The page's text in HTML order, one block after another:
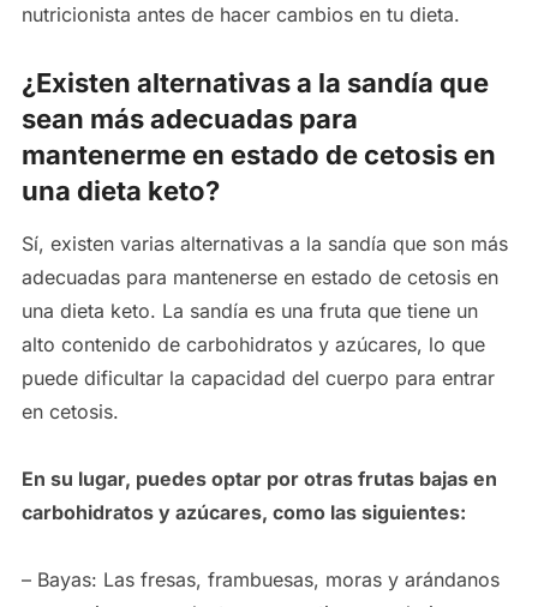
nutricionista antes de hacer cambios en tu dieta.
¿Existen alternativas a la sandía que
sean más adecuadas para
mantenerme en estado de cetosis en
una dieta keto?
Sí, existen varias alternativas a la sandía que son más
adecuadas para mantenerse en estado de cetosis en
una dieta keto. La sandía es una fruta que tiene un
alto contenido de carbohidratos y azúcares, lo que
puede dificultar la capacidad del cuerpo para entrar
en cetosis.
En su lugar, puedes optar por otras frutas bajas en
carbohidratos y azúcares, como las siguientes:
– Bayas: Las fresas, frambuesas, moras y arándanos